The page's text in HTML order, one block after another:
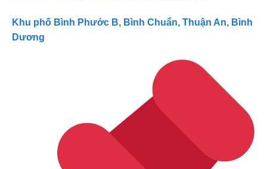
Khu phố Bình Phước B, Bình Chuẩn, Thuận An, Bình
Dương